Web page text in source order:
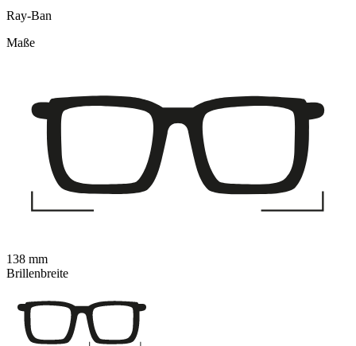
Ray-Ban
Maße
138 mm
Brillenbreite